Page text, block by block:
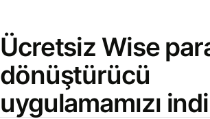
Ücretsiz Wise
dönüştürücü
uygulamamızı